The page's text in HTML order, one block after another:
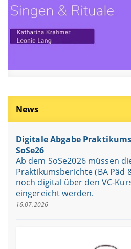
News
Digitale Abgabe
SoSe26
Ab dem SoSe2026 müssen
Praktikumsberichte (BA Päd
noch digital über den VC-
eingereicht werden.
16.07.2026